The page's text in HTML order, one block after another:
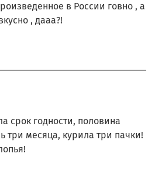
в России говно , а
, дааа?!
срок годности, половина
три месяца, курила три пачки!